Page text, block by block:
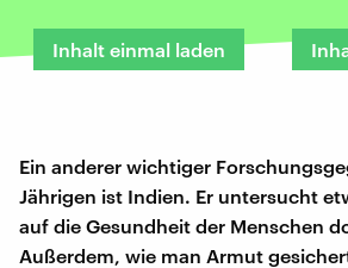
Inhalt einmal laden
Ein anderer wichtiger
Jährigen ist Indien. Er untersucht
auf die Gesundheit der Menschen
Außerdem, wie man Armut